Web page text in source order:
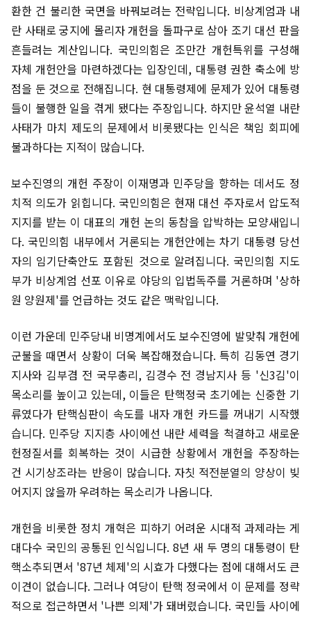
환한 건 불리한 국면을 바꿔보려는 전략입니다. 비상계엄과 내
란 사태로 궁지에 몰리자 개헌을 돌파구로 삼아 조기 대선 판을
흔들려는 계산입니다. 국민의힘은 조만간 개헌특위를 구성해
자체 개헌안을 마련하겠다는 입장인데, 대통령 권한 축소에 방
점을 둔 것으로 전해집니다. 현 대통령제에 문제가 있어 대통령
들이 불행한 일을 겪게 됐다는 주장입니다. 하지만 윤석열 내란
사태가 마치 제도의 문제에서 비롯됐다는 인식은 책임 회피에
불과하다는 지적이 많습니다.
보수진영의 개헌 주장이 이재명과 민주당을 향하는 데서도 정
치적 의도가 읽힙니다. 국민의힘은 현재 대선 주자로서 압도적
지지를 받는 이 대표의 개헌 논의 동참을 압박하는 모양새입니
다. 국민의힘 내부에서 거론되는 개헌안에는 차기 대통령 당선
자의 임기단축안도 포함된 것으로 알려집니다. 국민의힘 지도
부가 비상계엄 선포 이유로 야당의 입법독주를 거론하며 '상하
원 양원제'를 언급하는 것도 같은 맥락입니다.
이런 가운데 민주당내 비명계에서도 보수진영에 발맞춰 개헌에
군불을 때면서 상황이 더욱 복잡해졌습니다. 특히 김동연 경기
지사와 김부겸 전 국무총리, 김경수 전 경남지사 등 '신3김'이
목소리를 높이고 있는데, 이들은 탄핵정국 초기에는 신중한 기
류였다가 탄핵심판이 속도를 내자 개헌 카드를 꺼내기 시작했
습니다. 민주당 지지층 사이에선 내란 세력을 척결하고 새로운
헌정질서를 회복하는 것이 시급한 상황에서 개헌을 주장하는
건 시기상조라는 반응이 많습니다. 자칫 적전분열의 양상이 빚
어지지 않을까 우려하는 목소리가 나옵니다.
개헌을 비롯한 정치 개혁은 피하기 어려운 시대적 과제라는 게
대다수 국민의 공통된 인식입니다. 8년 새 두 명의 대통령이 탄
핵소추되면서 '87년 체제'의 시효가 다했다는 점에 대해서도 큰
이견이 없습니다. 그러나 여당이 탄핵 정국에서 이 문제를 정략
적으로 접근하면서 '나쁜 의제'가 돼버렸습니다. 국민들 사이에